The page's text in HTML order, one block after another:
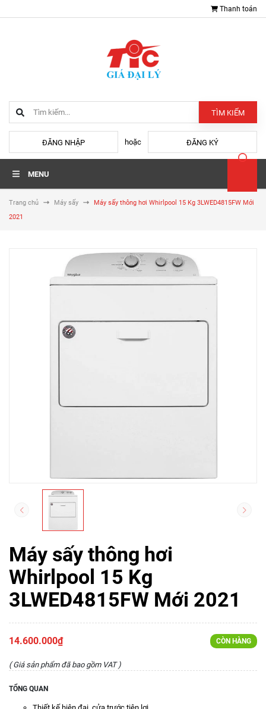
Thanh toán
TÌM KIẾM
ĐĂNG NHẬP hoặc ĐĂNG KÝ
MENU
Trang chủ Máy sấy
Máy sấy thông hơi Whirlpool 15 Kg 3LWED4815FW Mới
2021
Máy sấy thông hơi
Whirlpool 15 Kg
3LWED4815FW Mới 2021
14.600.000₫ CÒN HÀNG
( Giá sản phẩm đã bao gồm VAT )
TỔNG QUAN